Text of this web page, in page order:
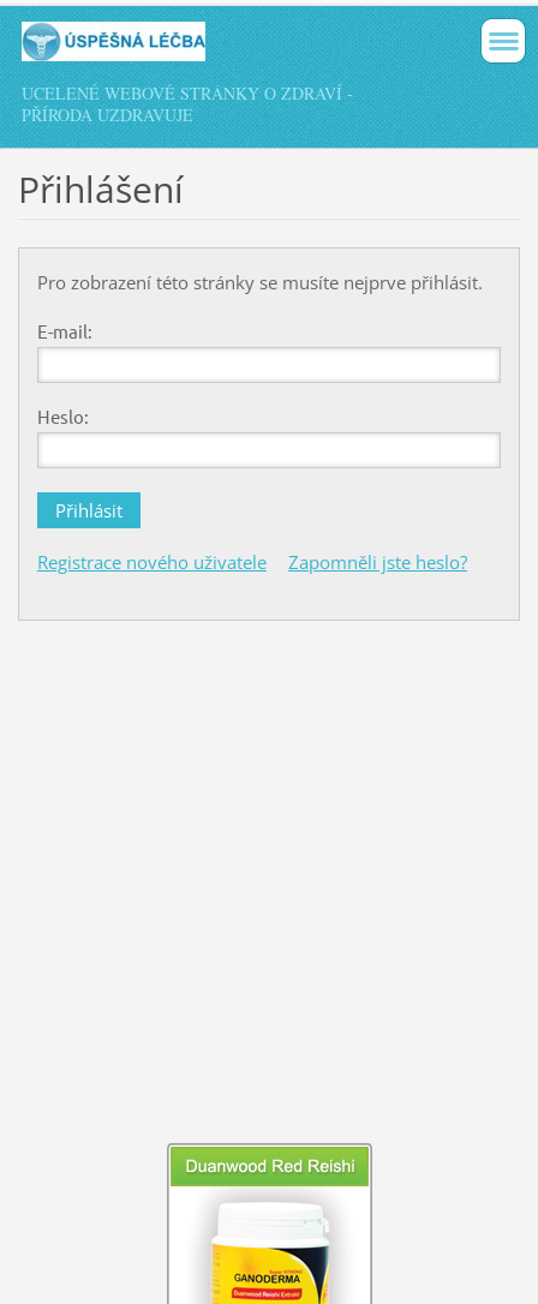
UCELENÉ WEBOVÉ STRÁNKY O ZDRAVÍ -
PŘÍRODA UZDRAVUJE
Přihlášení
Pro zobrazení této stránky se musíte nejprve přihlásit.
E-mail:
Heslo:
Registrace nového uživatele Zapomněli jste heslo?